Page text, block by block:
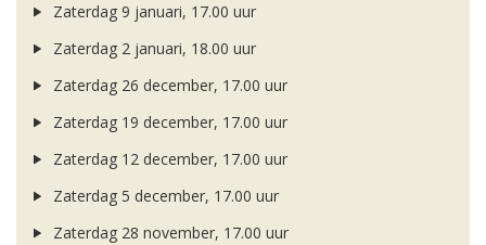
Zaterdag 9 januari, 17.00 uur
Zaterdag 2 januari, 18.00 uur
Zaterdag 26 december, 17.00 uur
Zaterdag 19 december, 17.00 uur
Zaterdag 12 december, 17.00 uur
Zaterdag 5 december, 17.00 uur
Zaterdag 28 november, 17.00 uur